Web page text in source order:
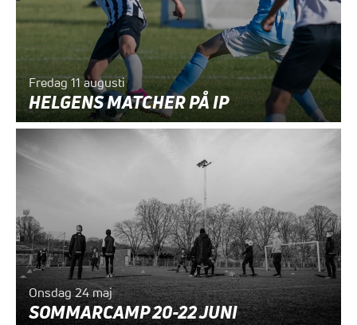
Fredag 11 augusti
HELGENS MATCHER PÅ IP
Onsdag 24 maj
SOMMARCAMP 20-22 JUNI